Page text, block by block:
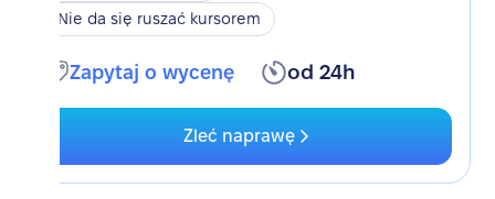
Nie da się ruszać kursorem
Zapytaj o wycenę od 24h
Zleć naprawę